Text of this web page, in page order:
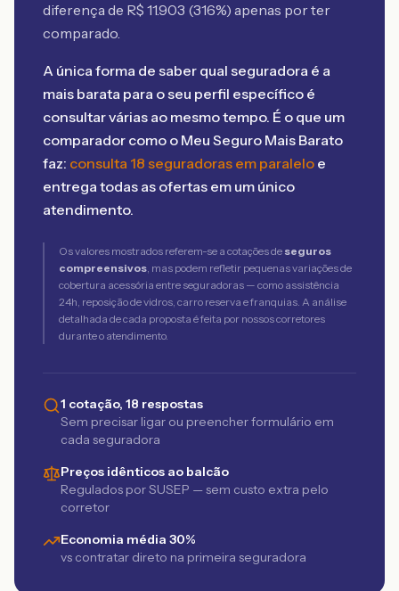
diferença de R$ 11.903 (316%) apenas por ter
comparado.
A única forma de saber qual seguradora é a
mais barata para o seu perfil específico é
consultar várias ao mesmo tempo. É o que um
comparador como o Meu Seguro Mais Barato
faz: consulta 18 seguradoras em paralelo e
entrega todas as ofertas em um único
atendimento.
Os valores mostrados referem-se a cotações de seguros
compreensivos, mas podem refletir pequenas variações de
cobertura acessória entre seguradoras — como assistência
24h, reposição de vidros, carro reserva e franquias. A análise
detalhada de cada proposta é feita por nossos corretores
durante o atendimento.
1 cotação, 18 respostas
Sem precisar ligar ou preencher formulário em
cada seguradora
Preços idênticos ao balcão
Regulados por SUSEP — sem custo extra pelo
corretor
Economia média 30%
vs contratar direto na primeira seguradora